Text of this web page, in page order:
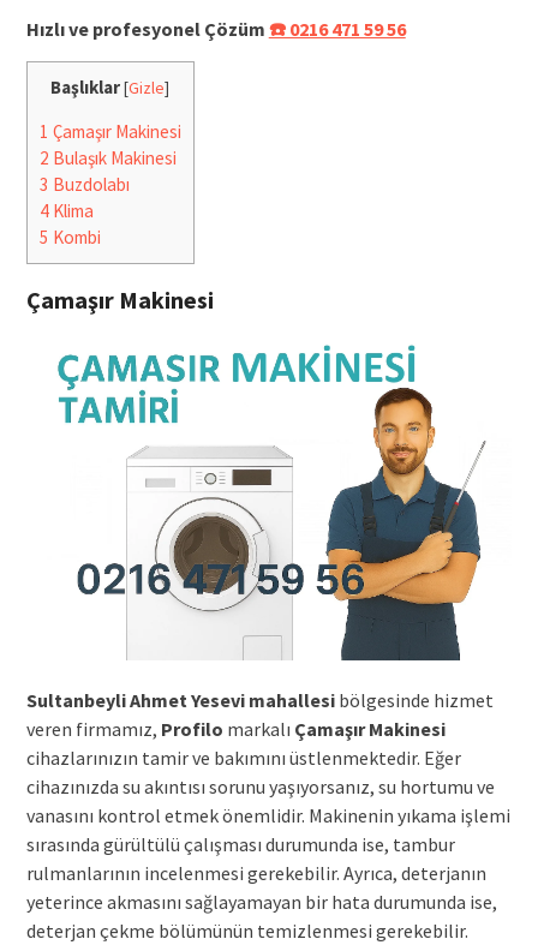
Hızlı ve profesyonel Çözüm ☎️ 0216 471 59 56
Başlıklar[Gizle]
1 Çamaşır Makinesi
2 Bulaşık Makinesi
3 Buzdolabı
4Klima
5 Kombi
Çamaşır Makinesi
Sultanbeyli Ahmet Yesevi mahallesibölgesinde hizmet
veren firmamız, Profilo markalı Çamaşır Makinesi
cihazlarınızın tamir ve bakımını üstlenmektedir. Eğer
cihazınızda su akıntısı sorunu yaşıyorsanız, su hortumu ve
vanasını kontrol etmek önemlidir. Makinenin yıkama işlemi
sırasında gürültülü çalışması durumunda ise, tambur
rulmanlarının incelenmesi gerekebilir. Ayrıca, deterjanın
yeterince akmasını sağlayamayan bir hata durumunda ise,
deterjan çekme bölümünün temizlenmesi gerekebilir.